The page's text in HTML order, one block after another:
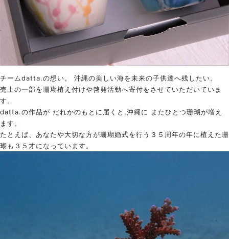
チームdatta.の想い。 沖縄の美しい海を未来の子供達へ残したい。
売上の一部を珊瑚植え付けや啓発活動へ寄付をさせていただいていま
す。
datta.の作品が だれかのもとに届くと,沖縄に またひとつ珊瑚が増え
ます。
たとえば、あなたや大切な方が珊瑚婚式を行う３５周年の年に植えた珊
瑚も３５才になっています。